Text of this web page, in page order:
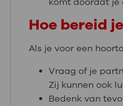
Hoe bereid
Als je voor een
Vraag of je
Zij kunnen ook
Bedenk van